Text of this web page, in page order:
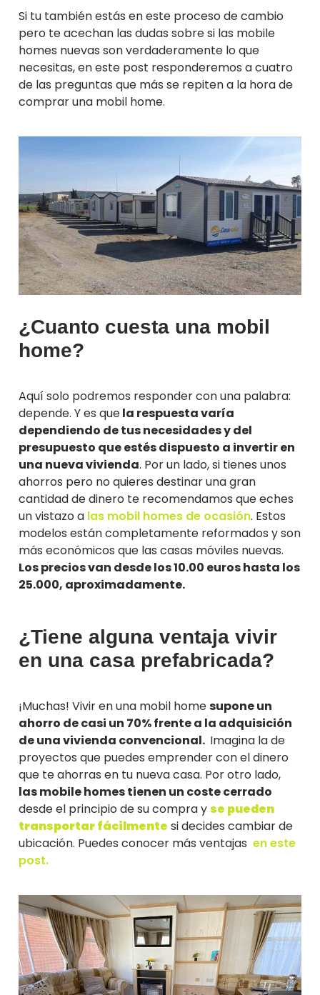
Si tu también estás en este proceso de cambio
pero te acechan las dudas sobre si las mobile
homes nuevas son verdaderamente lo que
necesitas, en este post responderemos a cuatro
de las preguntas que más se repiten a la hora de
comprar una mobil home.
¿Cuanto cuesta una mobil
home?
Aquí solo podremos responder con una palabra:
depende. Y es quela respuesta varía
dependiendo de tus necesidades y del
presupuesto que estés dispuesto a invertir en
una nueva vivienda. Por un lado, si tienes unos
ahorros pero no quieres destinar una gran
cantidad de dinero te recomendamos que eches
un vistazo a las mobil homes de ocasión. Estos
modelos están completamente reformados y son
más económicos que las casas móviles nuevas.
Los precios van desde los 10.00 euros hasta los
25.000, aproximadamente.
¿Tiene alguna ventaja vivir
en una casa prefabricada?
¡Muchas! Vivir en una mobil homesupone un
ahorro de casi un 70% frente a la adquisición
de una vivienda convencional. Imagina la de
proyectos que puedes emprender con el dinero
que te ahorras en tu nueva casa. Por otro lado,
las mobile homes tienen un coste cerrado
desde el principio de su compra yse pueden
transportar fácilmente si decides cambiar de
ubicación. Puedes conocer más ventajas en este
post.